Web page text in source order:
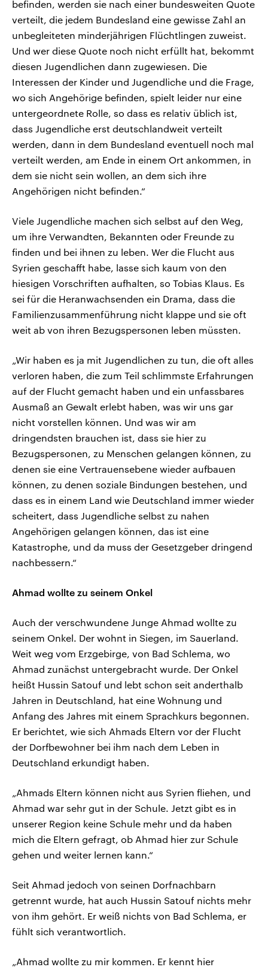
befinden, werden sie nach einer bundesweiten Quote
verteilt, die jedem Bundesland eine gewisse Zahl an
unbegleiteten minderjährigen Flüchtlingen zuweist.
Und wer diese Quote noch nicht erfüllt hat, bekommt
diesen Jugendlichen dann zugewiesen. Die
Interessen der Kinder und Jugendliche und die Frage,
wo sich Angehörige befinden, spielt leider nur eine
untergeordnete Rolle, so dass es relativ üblich ist,
dass Jugendliche erst deutschlandweit verteilt
werden, dann in dem Bundesland eventuell noch mal
verteilt werden, am Ende in einem Ort ankommen, in
dem sie nicht sein wollen, an dem sich ihre
Angehörigen nicht befinden.“
Viele Jugendliche machen sich selbst auf den Weg,
um ihre Verwandten, Bekannten oder Freunde zu
finden und bei ihnen zu leben. Wer die Flucht aus
Syrien geschafft habe, lasse sich kaum von den
hiesigen Vorschriften aufhalten, so Tobias Klaus. Es
sei für die Heranwachsenden ein Drama, dass die
Familienzusammenführung nicht klappe und sie oft
weit ab von ihren Bezugspersonen leben müssten.
„Wir haben es ja mit Jugendlichen zu tun, die oft alles
verloren haben, die zum Teil schlimmste Erfahrungen
auf der Flucht gemacht haben und ein unfassbares
Ausmaß an Gewalt erlebt haben, was wir uns gar
nicht vorstellen können. Und was wir am
dringendsten brauchen ist, dass sie hier zu
Bezugspersonen, zu Menschen gelangen können, zu
denen sie eine Vertrauensebene wieder aufbauen
können, zu denen soziale Bindungen bestehen, und
dass es in einem Land wie Deutschland immer wieder
scheitert, dass Jugendliche selbst zu nahen
Angehörigen gelangen können, das ist eine
Katastrophe, und da muss der Gesetzgeber dringend
nachbessern.“
Ahmad wollte zu seinem Onkel
Auch der verschwundene Junge Ahmad wollte zu
seinem Onkel. Der wohnt in Siegen, im Sauerland.
Weit weg vom Erzgebirge, von Bad Schlema, wo
Ahmad zunächst untergebracht wurde. Der Onkel
heißt Hussin Satouf und lebt schon seit anderthalb
Jahren in Deutschland, hat eine Wohnung und
Anfang des Jahres mit einem Sprachkurs begonnen.
Er berichtet, wie sich Ahmads Eltern vor der Flucht
der Dorfbewohner bei ihm nach dem Leben in
Deutschland erkundigt haben.
„Ahmads Eltern können nicht aus Syrien fliehen, und
Ahmad war sehr gut in der Schule. Jetzt gibt es in
unserer Region keine Schule mehr und da haben
mich die Eltern gefragt, ob Ahmad hier zur Schule
gehen und weiter lernen kann.“
Seit Ahmad jedoch von seinen Dorfnachbarn
getrennt wurde, hat auch Hussin Satouf nichts mehr
von ihm gehört. Er weiß nichts von Bad Schlema, er
fühlt sich verantwortlich.
„Ahmad wollte zu mir kommen. Er kennt hier